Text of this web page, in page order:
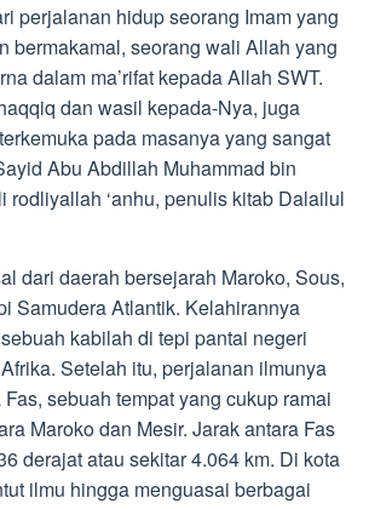
perjalanan hidup seorang Imam yang
bermakamal, seorang wali Allah yang
dalam ma’rifat kepada Allah SWT.
dan wasil kepada-Nya, juga
pada masanya yang sangat
Abu Abdillah Muhammad bin
rodliyallah ‘anhu, penulis kitab Dalailul
dari daerah bersejarah Maroko, Sous,
Samudera Atlantik. Kelahirannya
kabilah di tepi pantai negeri
Setelah itu, perjalanan ilmunya
sebuah tempat yang cukup ramai
Maroko dan Mesir. Jarak antara Fas
derajat atau sekitar 4.064 km. Di kota
ilmu hingga menguasai berbagai